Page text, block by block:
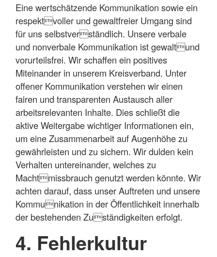
Eine wertschätzende Kommunikation sowie ein
respektvoller und gewaltfreier Umgang sind
für uns selbstverständlich. Unsere verbale
und nonverbale Kommunikation ist gewaltund
vorurteilsfrei. Wir schaffen ein positives
Miteinander in unserem Kreisverband. Unter
offener Kommunikation verstehen wir einen
fairen und transparenten Austausch aller
arbeitsrelevanten Inhalte. Dies schließt die
aktive Weitergabe wichtiger Informationen ein,
um eine Zusammenarbeit auf Augenhöhe zu
gewährleisten und zu sichern. Wir dulden kein
Verhalten untereinander, welches zu
Machtmissbrauch genutzt werden könnte. Wir
achten darauf, dass unser Auftreten und unsere
Kommunikation in der Öffentlichkeit innerhalb
der bestehenden Zuständigkeiten erfolgt.
4. Fehlerkultur